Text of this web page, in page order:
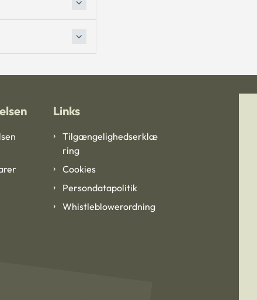
Links
Tilgængelighedserklæ
ring
Cookies
Persondatapolitik
Whistleblowerordning